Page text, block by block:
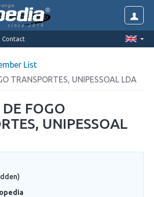
since 2014
Contact
List
TRANSPORTES, UNIPESSOAL LDA
FOGO
UNIPESSOAL